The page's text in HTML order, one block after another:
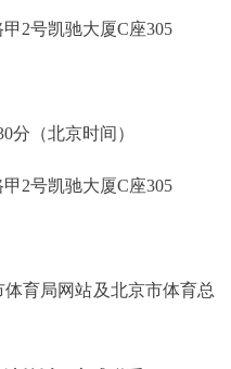
2号凯驰大厦C座305
（北京时间）
2号凯驰大厦C座305
育局网站及北京市体育总